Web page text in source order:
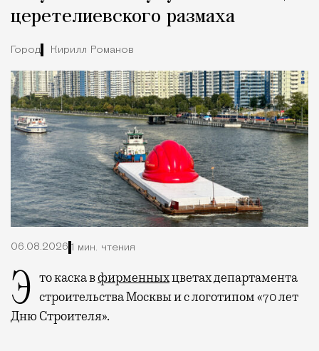
церетелиевского размаха
Город Кирилл Романов
06.08.2026 1 мин. чтения
Это каска вфирменныхцветах департамента
строительства Москвы и с логотипом «70 лет
Дню Строителя».